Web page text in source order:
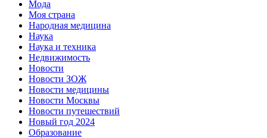
Мода
Моя страна
Народная медицина
Наука
Наука и техника
Недвижимость
Новости
Новости ЗОЖ
Новости медицины
Новости Москвы
Новости путешествий
Новый год 2024
Образование